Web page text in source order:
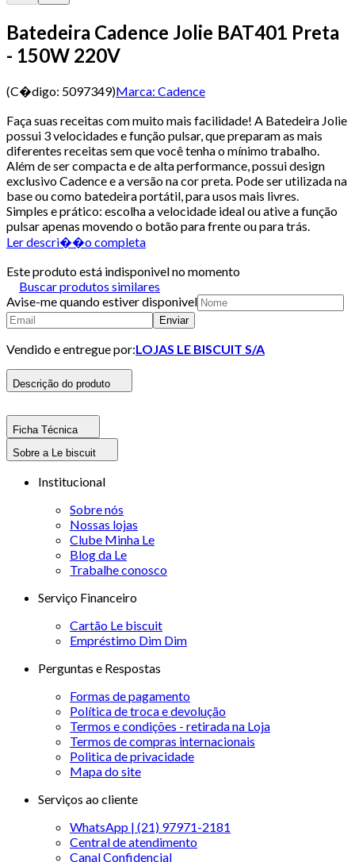
Batedeira Cadence Jolie BAT401 Preta
- 150W 220V
(C�digo: 5097349)Marca: Cadence
Faça suas receitas com muito mais facilidade! A Batedeira Jolie
possui 3 velocidades e função pulsar, que preparam as mais
diferentes receitas sem que você tenha o mínimo trabalho.
Além de ser compacta e de alta performance, possui design
exclusivo Cadence e a versão na cor preta. Pode ser utilizada na
base ou como batedeira portátil, para usos mais livres.
Simples e prático: escolha a velocidade ideal ou ative a função
pulsar apenas movendo o botão para frente ou para trás.
Ler descri��o completa
Este produto está indisponivel no momento
Buscar produtos similares
Avise-me quando estiver disponivel
Enviar
Vendido e entregue por:LOJAS LE BISCUIT S/A
Descrição do produto
Ficha Técnica
Sobre a Le biscuit
Institucional
Sobre nós
Nossas lojas
Clube Minha Le
Blog da Le
Trabalhe conosco
Serviço Financeiro
Cartão Le biscuit
Empréstimo Dim Dim
Perguntas e Respostas
Formas de pagamento
Política de troca e devolução
Termos e condições - retirada na Loja
Termos de compras internacionais
Politica de privacidade
Mapa do site
Serviços ao cliente
WhatsApp | (21) 97971-2181
Central de atendimento
Canal Confidencial